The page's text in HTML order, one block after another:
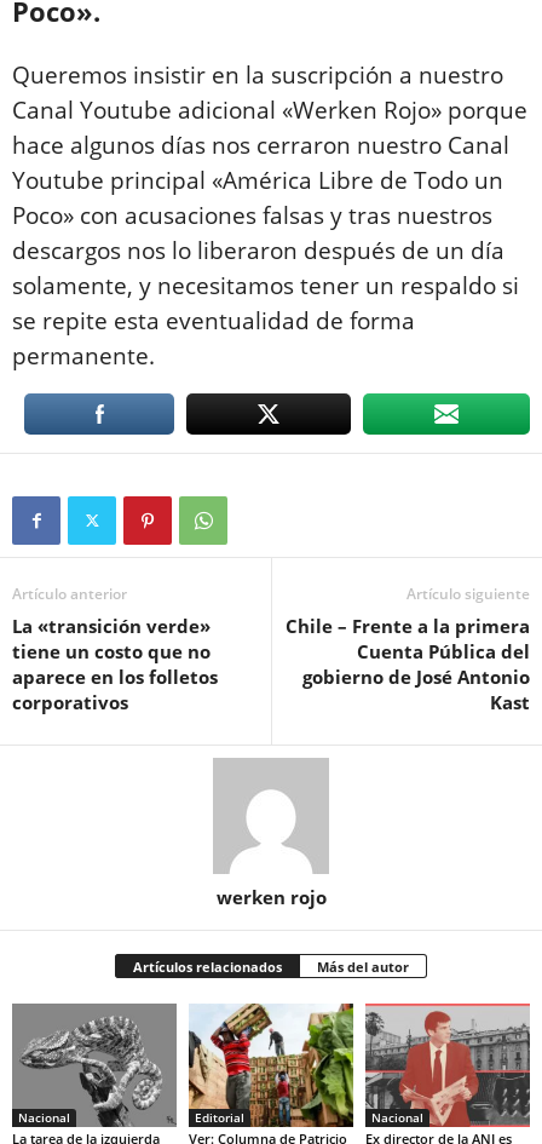
Poco».
Queremos insistir en la suscripción a nuestro
Canal Youtube adicional «Werken Rojo» porque
hace algunos días nos cerraron nuestro Canal
Youtube principal «América Libre de Todo un
Poco» con acusaciones falsas y tras nuestros
descargos nos lo liberaron después de un día
solamente, y necesitamos tener un respaldo si
se repite esta eventualidad de forma
permanente.
Artículo anterior
La «transición verde»
tiene un costo que no
aparece en los folletos
corporativos
Artículo siguiente
Chile – Frente a la primera
Cuenta Pública del
gobierno de José Antonio
Kast
werken rojo
Artículos relacionados Más del autor
Nacional
La tarea de la izquierda
Editorial
Ver: Columna de Patricio
Nacional
Ex director de la ANI es